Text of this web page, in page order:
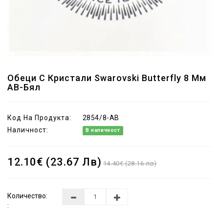
Обеци С Кристали Swarovski Butterfly 8 Мм
AB-Бял
Код На Продукта:
2854/8-AB
Наличност:
В наличност
12.10€ (23.67 Лв) 14.40€ (28.16 лв)
Количество:
: